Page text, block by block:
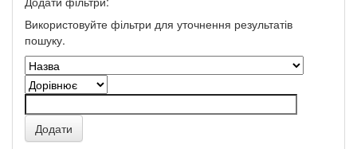
Використовуйте фільтри для уточнення результатів
пошуку.